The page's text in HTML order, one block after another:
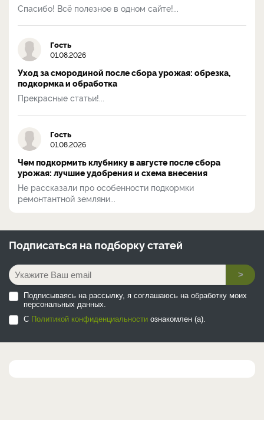
Спасибо! Всё полезное в одном сайте!...
Гость
01.08.2026
Уход за смородиной после сбора урожая: обрезка,
подкормка и обработка
Прекрасные статьи!...
Гость
01.08.2026
Чем подкормить клубнику в августе после сбора
урожая: лучшие удобрения и схема внесения
Не рассказали про особенности подкормки
ремонтантной земляни...
Подписаться на подборку статей
>
Подписываясь на рассылку, я соглашаюсь на обработку моих
персональных данных.
С Политикой конфиденциальности ознакомлен (а).